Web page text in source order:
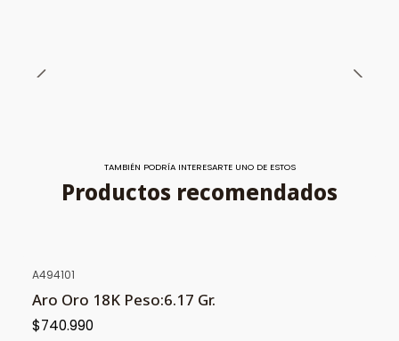
TAMBIÉN PODRÍA INTERESARTE UNO DE ESTOS
Productos recomendados
A494101
Aro Oro 18K Peso:6.17 Gr.
$740.990